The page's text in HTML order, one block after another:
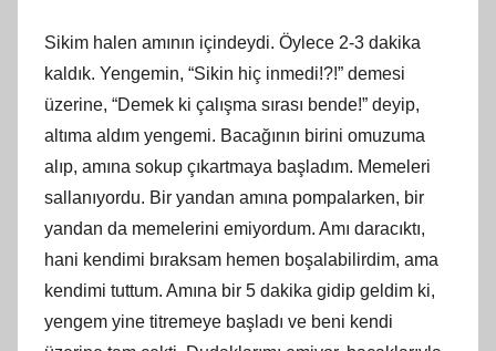
Sikim halen amının içindeydi. Öylece 2-3 dakika
kaldık. Yengemin, “Sikin hiç inmedi!?!” demesi
üzerine, “Demek ki çalışma sırası bende!” deyip,
altıma aldım yengemi. Bacağının birini omuzuma
alıp, amına sokup çıkartmaya başladım. Memeleri
sallanıyordu. Bir yandan amına pompalarken, bir
yandan da memelerini emiyordum. Amı daracıktı,
hani kendimi bıraksam hemen boşalabilirdim, ama
kendimi tuttum. Amına bir 5 dakika gidip geldim ki,
yengem yine titremeye başladı ve beni kendi